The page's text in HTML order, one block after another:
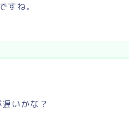
すね。
いかな？